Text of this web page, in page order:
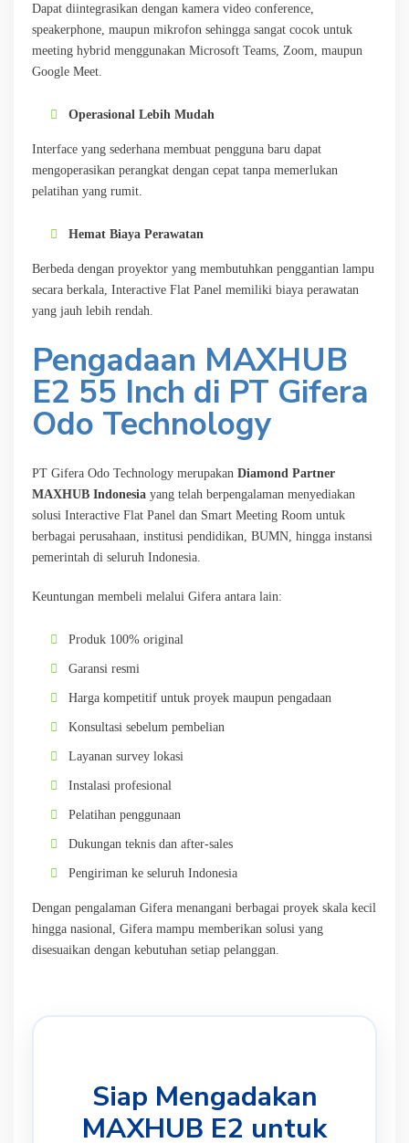
Dapat diintegrasikan dengan kamera video conference,
speakerphone, maupun mikrofon sehingga sangat cocok untuk
meeting hybrid menggunakan Microsoft Teams, Zoom, maupun
Google Meet.
Operasional Lebih Mudah
Interface yang sederhana membuat pengguna baru dapat
mengoperasikan perangkat dengan cepat tanpa memerlukan
pelatihan yang rumit.
Hemat Biaya Perawatan
Berbeda dengan proyektor yang membutuhkan penggantian lampu
secara berkala, Interactive Flat Panel memiliki biaya perawatan
yang jauh lebih rendah.
Pengadaan MAXHUB
E2 55 Inch di PT Gifera
Odo Technology
PT Gifera Odo Technology merupakan Diamond Partner
MAXHUB Indonesia yang telah berpengalaman menyediakan
solusi Interactive Flat Panel dan Smart Meeting Room untuk
berbagai perusahaan, institusi pendidikan, BUMN, hingga instansi
pemerintah di seluruh Indonesia.
Keuntungan membeli melalui Gifera antara lain:
Produk 100% original
Garansi resmi
Harga kompetitif untuk proyek maupun pengadaan
Konsultasi sebelum pembelian
Layanan survey lokasi
Instalasi profesional
Pelatihan penggunaan
Dukungan teknis dan after-sales
Pengiriman ke seluruh Indonesia
Dengan pengalaman Gifera menangani berbagai proyek skala kecil
hingga nasional, Gifera mampu memberikan solusi yang
disesuaikan dengan kebutuhan setiap pelanggan.
Siap Mengadakan
MAXHUB E2 untuk